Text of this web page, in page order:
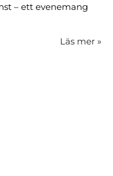
– ett evenemang
Läs mer »